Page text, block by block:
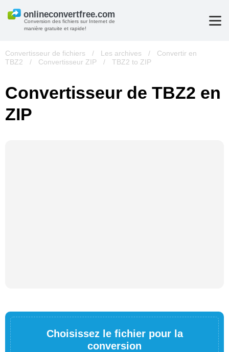
Conversion des fichiers sur Internet de
manière gratuite et rapide!
Convertisseur de fichiers / Les archives /
Convertir en
TBZ2
/ Convertisseur ZIP / TBZ2 to ZIP
Convertisseur de TBZ2 en
ZIP
Choisissez le fichier pour la
conversion